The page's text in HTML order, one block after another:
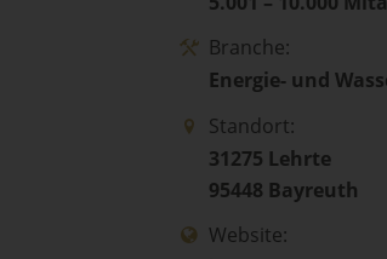
Branche:
Energie- und
Standort:
31275 Lehrte
95448 Bayreuth
Website: